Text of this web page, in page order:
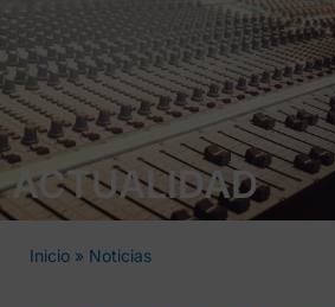
ACTUALIDAD
Inicio » Noticias